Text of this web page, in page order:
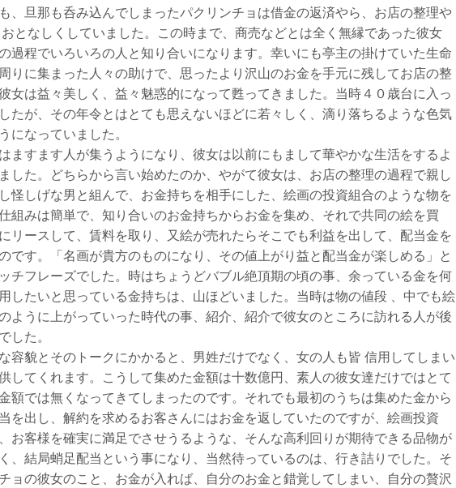
、旦那も呑み込んでしまったパクリンチョは借金の返済やら、お店の整理や
となしくしていました。この時まで、商売などとは全く無縁であった彼女
過程でいろいろの人と知り合いになります。幸いにも亭主の掛けていた生命
りに集まった人々の助けで、思ったより沢山のお金を手元に残してお店の整
女は益々美しく、益々魅惑的になって甦ってきました。当時４０歳台に入っ
たが、その年令とはとても思えないほどに若々しく、滴り落ちるような色気
になっていました。
ますます人が集うようになり、彼女は以前にもまして華やかな生活をするよ
した。どちらから言い始めたのか、やがて彼女は、お店の整理の過程で親し
怪しげな男と組んで、お金持ちを相手にした、絵画の投資組合のような物を
組みは簡単で、知り合いのお金持ちからお金を集め、それで共同の絵を買
リースして、賃料を取り、又絵が売れたらそこでも利益を出して、配当金を
です。「名画が貴方のものになり、その値上がり益と配当金が楽しめる」と
チフレーズでした。時はちょうどバブル絶頂期の頃の事、余っている金を何
したいと思っている金持ちは、山ほどいました。当時は物の値段 、中でも絵
ように上がっていった時代の事、紹介、紹介で彼女のところに訪れる人が後
した。
容貌とそのトークにかかると、男姓だけでなく、女の人も皆 信用してしまい
してくれます。こうして集めた金額は十数億円、素人の彼女達だけではとて
額では無くなってきてしまったのです。それでも最初のうちは集めた金から
を出し、解約を求めるお客さんにはお金を返していたのですが、絵画投資
お客様を確実に満足でさせうるような、そんな高利回りが期待できる品物が
、結局蛸足配当という事になり、当然待っているのは、行き詰りでした。そ
ョの彼女のこと、お金が入れば、自分のお金と錯覚してしまい、自分の贅沢